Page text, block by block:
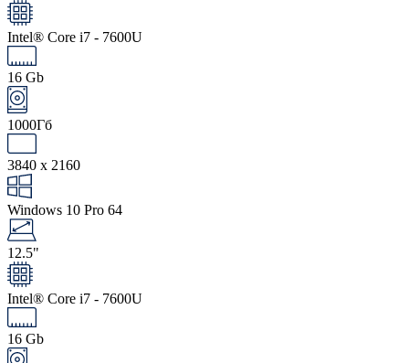
Intel® Core i7 - 7600U
16 Gb
1000Гб
3840 x 2160
Windows 10 Pro 64
12.5"
Intel® Core i7 - 7600U
16 Gb